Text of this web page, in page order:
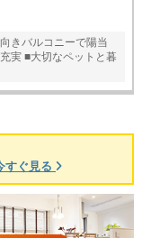
きバルコニーで陽当
実 ■大切なペットと暮
すぐ見る